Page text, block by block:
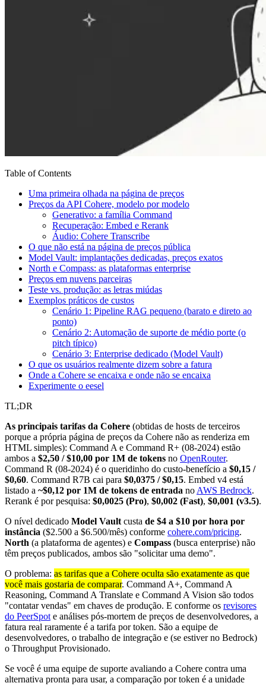
Table of Contents
Uma primeira olhada na página de preços
Preços da API Cohere, modelo por modelo
Generativo: a família Command
Recuperação: Embed e Rerank
Áudio: Cohere Transcribe
O que não está na página de preços pública
Model Vault: implantações dedicadas, preços exatos
North e Compass: as plataformas enterprise
Preços em nuvens parceiras
Teste vs. produção: as letras miúdas
Exemplos práticos de custos
Cenário 1: Pipeline RAG pequeno (barato e direto ao
ponto)
Cenário 2: Automação de suporte de médio porte (o
pitch típico)
Cenário 3: Enterprise dedicado (Model Vault)
O que os usuários realmente dizem sobre a fatura
Onde a Cohere se encaixa e onde não se encaixa
Experimente o eesel
TL;DR
As principais tarifas da Cohere (obtidas de hosts de terceiros
porque a própria página de preços da Cohere não as renderiza em
HTML simples): Command A e Command R+ (08-2024) estão
ambos a $2,50 / $10,00 por 1M de tokens no OpenRouter.
Command R (08-2024) é o queridinho do custo-benefício a $0,15 /
$0,60. Command R7B cai para $0,0375 / $0,15. Embed v4 está
listado a ~$0,12 por 1M de tokens de entrada no AWS Bedrock.
Rerank é por pesquisa: $0,0025 (Pro), $0,002 (Fast), $0,001 (v3.5).
O nível dedicado Model Vault custa de $4 a $10 por hora por
instância ($2.500 a $6.500/mês) conforme cohere.com/pricing.
North (a plataforma de agentes) e Compass (busca enterprise) não
têm preços publicados, ambos são "solicitar uma demo".
O problema: as tarifas que a Cohere oculta são exatamente as que
você mais gostaria de comparar. Command A+, Command A
Reasoning, Command A Translate e Command A Vision são todos
"contatar vendas" em chaves de produção. E conforme os revisores
do PeerSpot e análises pós-mortem de preços de desenvolvedores, a
fatura real raramente é a tarifa por token. São a equipe de
desenvolvedores, o trabalho de integração e (se estiver no Bedrock)
o Throughput Provisionado.
Se você é uma equipe de suporte avaliando a Cohere contra uma
alternativa pronta para usar, a comparação por token é a unidade